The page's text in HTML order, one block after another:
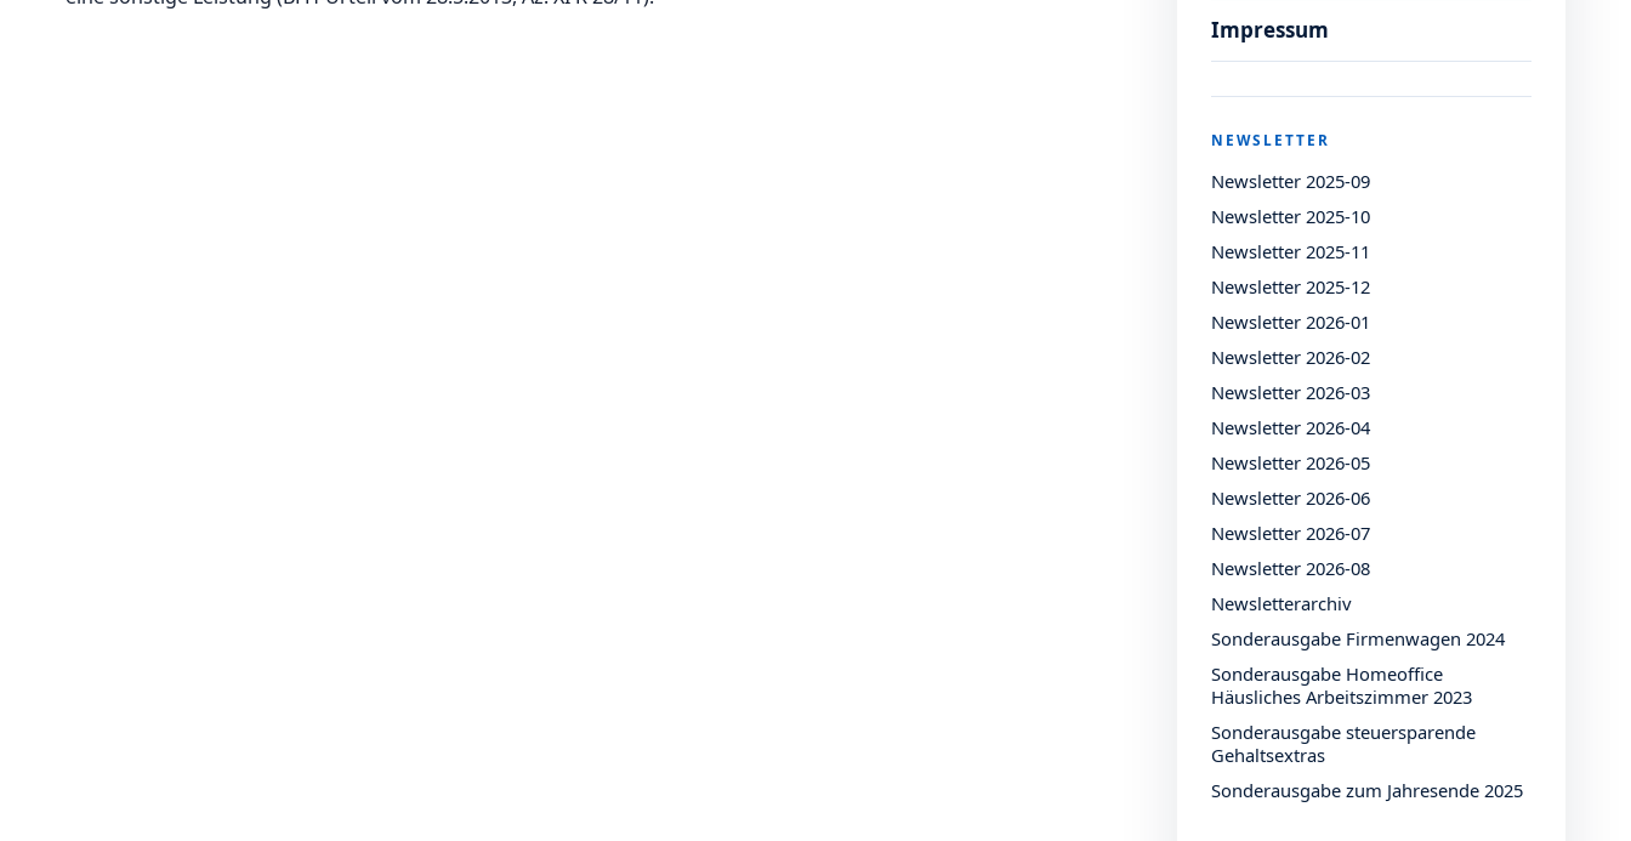
Impressum
NEWSLETTER
Newsletter 2025-09
Newsletter 2025-10
Newsletter 2025-11
Newsletter 2025-12
Newsletter 2026-01
Newsletter 2026-02
Newsletter 2026-03
Newsletter 2026-04
Newsletter 2026-05
Newsletter 2026-06
Newsletter 2026-07
Newsletter 2026-08
Newsletterarchiv
Sonderausgabe Firmenwagen 2024
Sonderausgabe Homeoffice
Häusliches Arbeitszimmer 2023
Sonderausgabe steuersparende
Gehaltsextras
Sonderausgabe zum Jahresende 2025